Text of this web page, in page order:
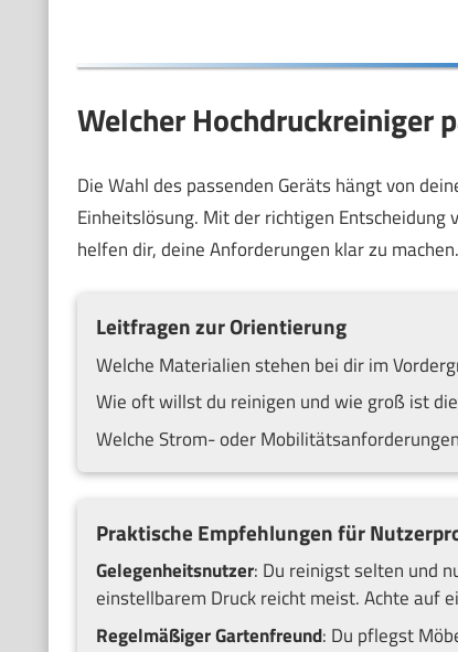
Welcher Hochdruckreiniger
Die Wahl des passenden Geräts hängt von
Einheitslösung. Mit der richtigen
helfen dir, deine Anforderungen klar zu machen.
Leitfragen zur Orientierung
Welche Materialien stehen bei dir im
Wie oft willst du reinigen und wie groß ist
Welche Strom- oder
Praktische Empfehlungen für
Gelegenheitsnutzer: Du reinigst selten und
einstellbarem Druck reicht meist. Achte auf
Regelmäßiger Gartenfreund: Du pflegst